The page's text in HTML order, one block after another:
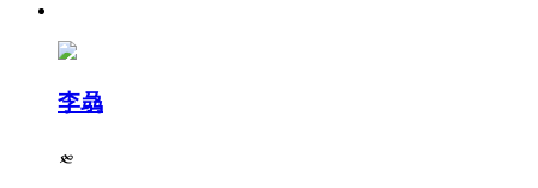
李骉
༭